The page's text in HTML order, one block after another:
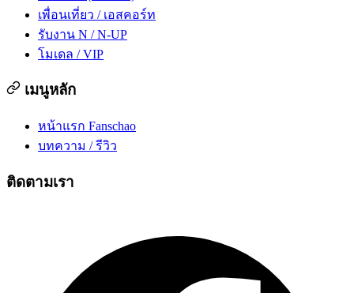
เพื่อนเที่ยว / เอสคอร์ท
รับงาน N / N-UP
โมเดล / VIP
เมนูหลัก
หน้าแรก Fanschao
บทความ / รีวิว
ติดตามเรา